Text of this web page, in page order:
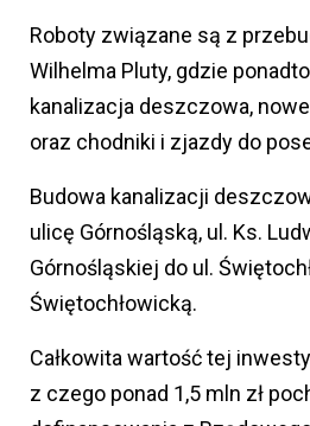
Roboty związane są z
Wilhelma Pluty, gdzie
kanalizacja deszczowa,
oraz chodniki i zjazdy do
Budowa kanalizacji
ulicę Górnośląską, ul. Ks.
Górnośląskiej do ul.
Świętochłowicką.
Całkowita wartość tej
z czego ponad 1,5 mln zł